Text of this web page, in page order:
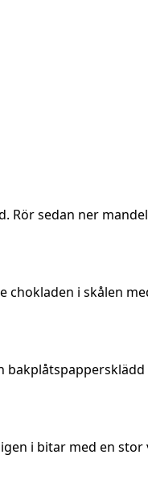
Rör sedan ner
chokladen i skålen
bakplåtspappersklädd
i bitar med en stor